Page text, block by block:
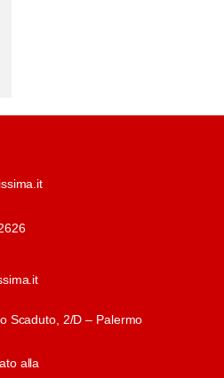
Scaduto, 2/D – Palermo
alla